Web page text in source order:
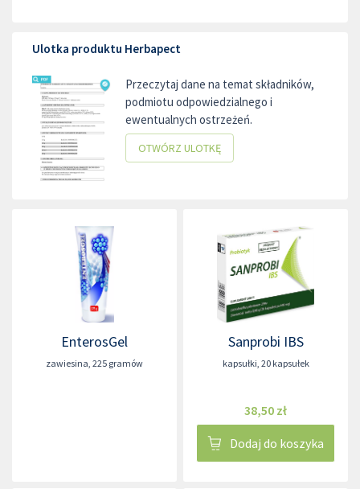
Ulotka produktu Herbapect
Przeczytaj dane na temat składników,
podmiotu odpowiedzialnego i
ewentualnych ostrzeżeń.
OTWÓRZ ULOTKĘ
EnterosGel
zawiesina 225 gramów
Sanprobi IBS
kapsułki 20 kapsułek
38,50 zł
Dodaj do koszyka